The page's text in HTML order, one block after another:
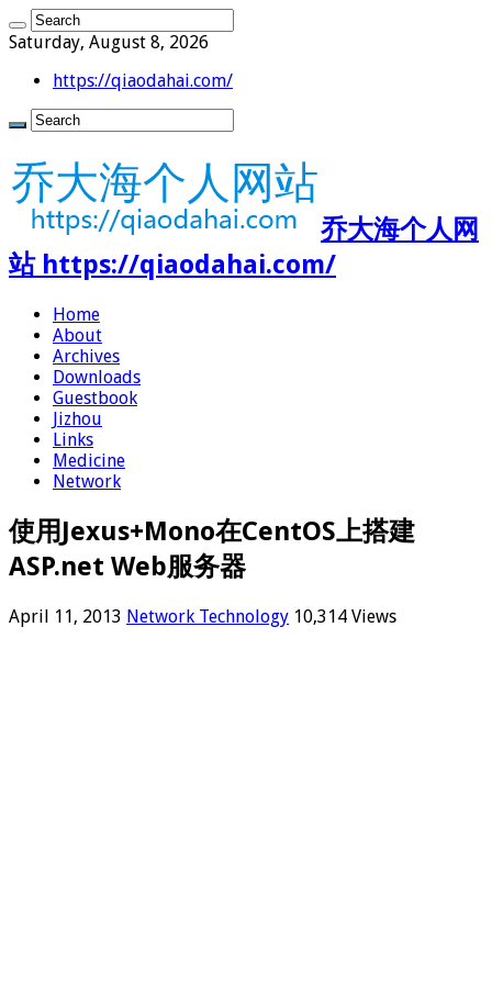
Saturday, August 8, 2026
https://qiaodahai.com/
乔大海个人网
站 https://qiaodahai.com/
Home
About
Archives
Downloads
Guestbook
Jizhou
Links
Medicine
Network
使用Jexus+Mono在CentOS上搭建
ASP.net Web服务器
April 11, 2013 Network Technology 10,314 Views